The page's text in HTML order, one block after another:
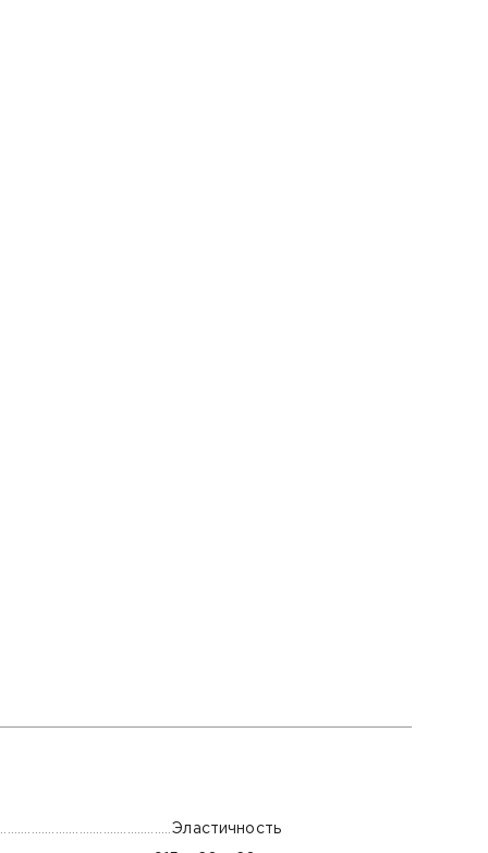
Эластичность